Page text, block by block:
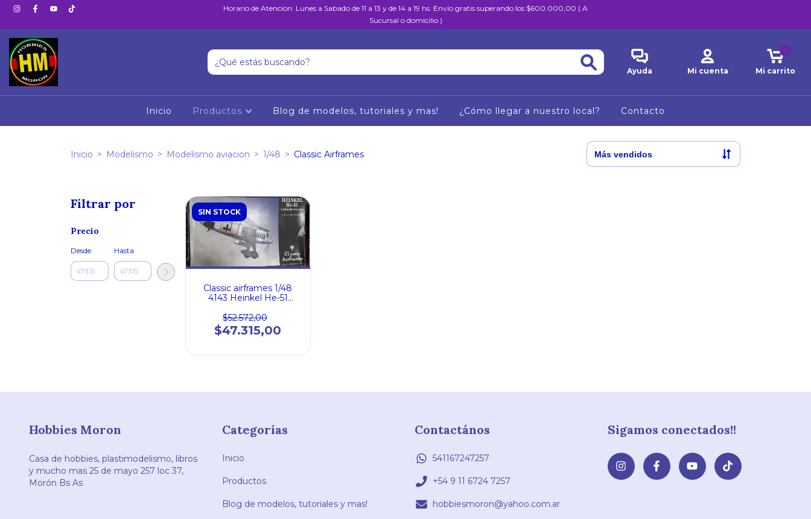
Horario de Atencion: Lunes a Sabado de 11 a 13 y de 14 a 19 hs. Envío gratis superando los $600.000,00 ( A
Sucursal o domicilio )
Ayuda Mi cuenta Mi carrito
0
Inicio Productos Blog de modelos, tutoriales y mas! ¿Cómo llegar a nuestro local? Contacto
Inicio > Modelismo > Modelismo aviacion > 1/48 > Classic Airframes
Filtrar por
Precio
Desde Hasta
SIN STOCK
Classic airframes 1/48
4143 Heinkel He-51
$52.572,00
$47.315,00
Hobbies Moron
Casa de hobbies, plastimodelismo, libros
y mucho mas 25 de mayo 257 loc 37,
Morón Bs As
Categorías
Inicio
Productos
Blog de modelos, tutoriales y mas!
Contactános
541167247257
+54 9 11 6724 7257
hobbiesmoron@yahoo.com.ar
Sigamos conectados!!